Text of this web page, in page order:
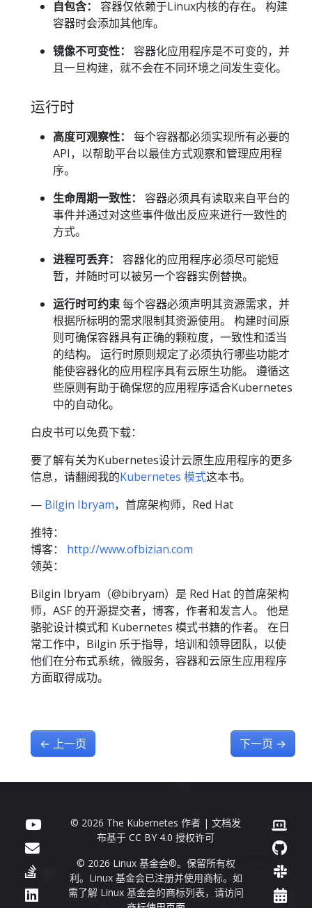
自包含：
容器仅依赖于Linux内核的存在。 构建
容器时会添加其他库。
镜像不可变性：
容器化应用程序是不可变的，并
且一旦构建，就不会在不同环境之间发生变化。
运行时
高度可观察性：
每个容器都必须实现所有必要的
API，以帮助平台以最佳方式观察和管理应用程
序。
生命周期一致性：
容器必须具有读取来自平台的
事件并通过对这些事件做出反应来进行一致性的
方式。
进程可丢弃：
容器化的应用程序必须尽可能短
暂，并随时可以被另一个容器实例替换。
运行时可约束每个容器必须声明其资源需求，并
根据所标明的需求限制其资源使用。 构建时间原
则可确保容器具有正确的颗粒度，一致性和适当
的结构。 运行时原则规定了必须执行哪些功能才
能使容器化的应用程序具有云原生功能。 遵循这
些原则有助于确保您的应用程序适合Kubernetes
中的自动化。
白皮书可以免费下载：
要了解有关为Kubernetes设计云原生应用程序的更多
信息，请翻阅我的Kubernetes 模式这本书。
— Bilgin Ibryam，首席架构师，Red Hat
推特：
博客： http://www.ofbizian.com
领英：
Bilgin Ibryam（@bibryam）是 Red Hat 的首席架构
师，ASF 的开源提交者，博客，作者和发言人。 他是
骆驼设计模式和 Kubernetes 模式书籍的作者。 在日
常工作中，Bilgin 乐于指导，培训和领导团队，以使
他们在分布式系统，微服务，容器和云原生应用程序
方面取得成功。
← 上一页 下一页 →
© 2026 The Kubernetes 作者 | 文档发
布基于CC BY 4.0 授权许可
© 2026 Linux 基金会®。保留所有权
利。Linux 基金会已注册并使用商标。如
需了解 Linux 基金会的商标列表，请访问